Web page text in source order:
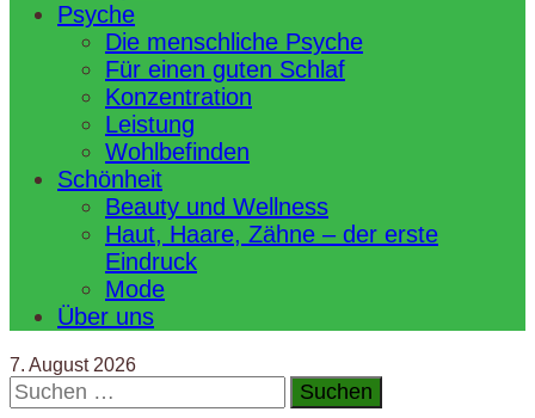
Psyche
Die menschliche Psyche
Für einen guten Schlaf
Konzentration
Leistung
Wohlbefinden
Schönheit
Beauty und Wellness
Haut, Haare, Zähne – der erste
Eindruck
Mode
Über uns
7. August 2026
Suchen
nach: